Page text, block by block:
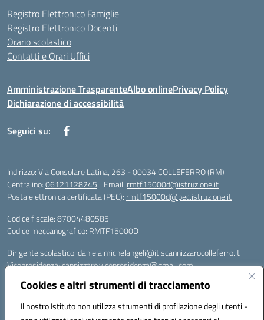
Cookies e altri strumenti di tracciamento
Il nostro Istituto non utilizza strumenti di profilazione degli utenti -
Registro Elettronico Famiglie
Registro Elettronico Docenti
Orario scolastico
Contatti e Orari Uffici
Amministrazione TrasparenteAlbo onlinePrivacy Policy
Dichiarazione di accessibilità
Seguici su:
Indirizzo:Via Consolare Latina, 263 - 00034 COLLEFERRO (RM)
Centralino:06121128245 Email: rmtf15000d@istruzione.it
Posta elettronica certificata (PEC): rmtf15000d@pec.istruzione.it
Codice fiscale: 87004480585
Codice meccanografico: RMTF15000D
Dirigente scolastico: daniela.michelangeli@itiscannizzarocolleferro.it
Vicepresidenza: cannizzaro.vicepresidenza@gmail.com
Supporto piattaforme DDI (creazione account e rigenerazione credenziali)